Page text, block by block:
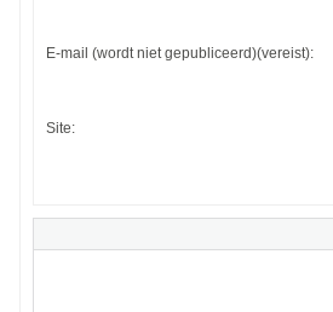
E-mail (wordt niet gepubliceerd)(vereist):
Site: